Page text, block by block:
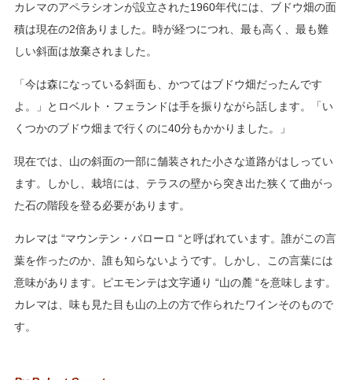
カレマのアペラシオンが設立された1960年代には、ブドウ畑の面
積は現在の2倍ありました。時が経つにつれ、最も高く、最も難
しい斜面は放棄されました。
「今は森になっている斜面も、かつてはブドウ畑だったんです
よ。」とロベルト・フェランドは手を振りながら話します。「い
くつかのブドウ畑まで行くのに40分もかかりました。」
現在では、山の斜面の一部に舗装された小さな道路がはしってい
ます。しかし、栽培には、テラスの壁から突き出た狭くて曲がっ
た石の階段を登る必要があります。
カレマは “マウンテン・バローロ “と呼ばれています。誰がこの言
葉を作ったのか、誰も知らないようです。しかし、この言葉には
意味があります。ピエモンテは文字通り “山の麓 “を意味します。
カレマは、味も見た目も山の上の方で作られたワインそのもので
す。